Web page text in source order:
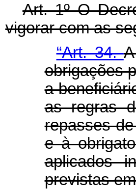
Art. 1º O
vigorar com as
“Art. 34.
obrigações
a
as regras
repasses
e à
aplicados
previstas